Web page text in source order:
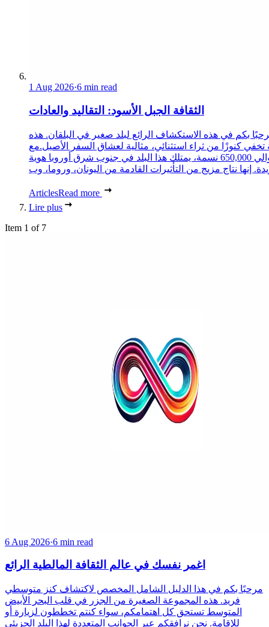
1 Aug 2026·6 min read
الثقافة الجبل الأسود: التقاليد والعادات
بكم في هذه الاستكشاف الرائع لبلد صغير في البلقان. هذه
تخفي كنوزًا من ثراء استثنائي، مثالية لعشاق السفر الأصيل.مع
حوالي 650,000 نسمة، يمتلك هذا البلد في جنوب شرق أوروبا هوية
ArticlesRead more
Lire plus
Item 1 of 7
6 Aug 2026·6 min read
اغمر نفسك في عالم الثقافة المالطية الرائع
مرحبًا بكم في هذا الدليل الشامل المخصص لاكتشاف كنز متوسطي
فريد. هذه المجموعة الصغيرة من الجزر في قلب البحر الأبيض
المتوسط تستحق كل اهتمامكم، سواء كنتم تخططون لزيارة أو
للإقامة. نحن نرافقكم عبر الجوانب المتعددة لهذا البلد الجزيئي